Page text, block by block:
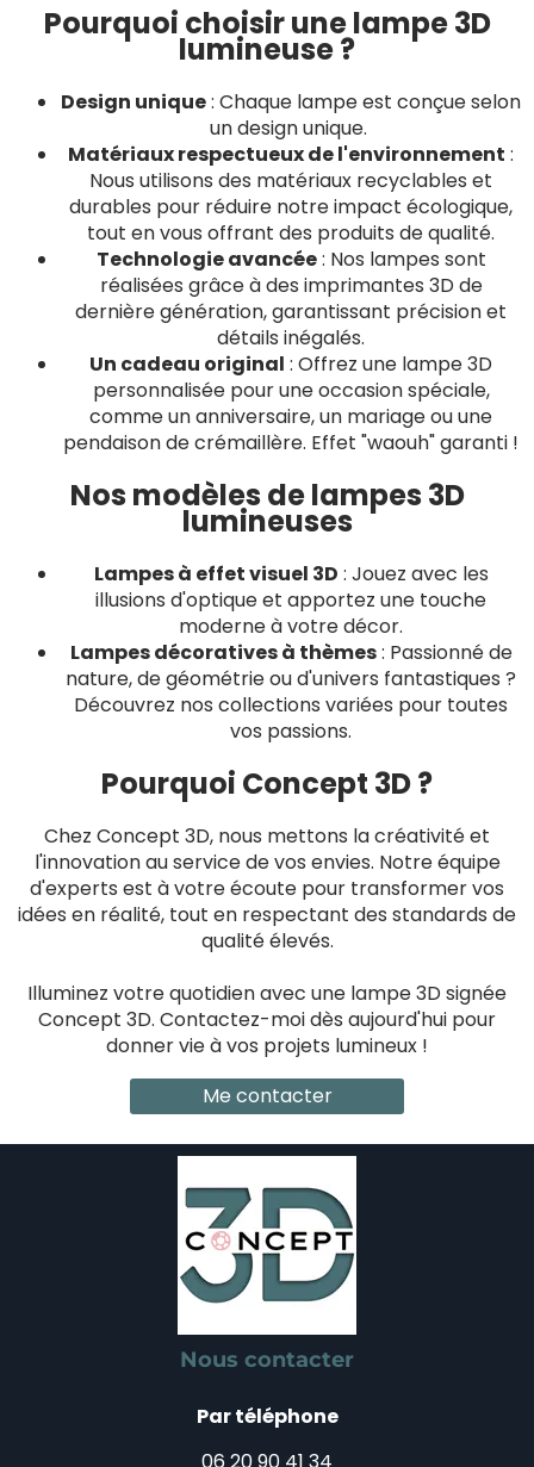
Pourquoi choisir une lampe 3D
lumineuse ?
Design unique: Chaque lampe est conçue selon
un design unique.
Matériaux respectueux de l'environnement :
Nous utilisons des matériaux recyclables et
durables pour réduire notre impact écologique,
tout en vous offrant des produits de qualité.
Technologie avancée: Nos lampes sont
réalisées grâce à des imprimantes 3D de
dernière génération, garantissant précision et
détails inégalés.
Un cadeau original : Offrez une lampe 3D
personnalisée pour une occasion spéciale,
comme un anniversaire, un mariage ou une
pendaison de crémaillère. Effet "waouh" garanti !
Nos modèles de lampes 3D
lumineuses
Lampes à effet visuel 3D : Jouez avec les
illusions d'optique et apportez une touche
moderne à votre décor.
Lampes décoratives à thèmes: Passionné de
nature, de géométrie ou d'univers fantastiques ?
Découvrez nos collections variées pour toutes
vos passions.
Pourquoi Concept 3D ?
Chez Concept 3D, nous mettons la créativité et
l'innovation au service de vos envies. Notre équipe
d'experts est à votre écoute pour transformer vos
idées en réalité, tout en respectant des standards de
qualité élevés.
Illuminez votre quotidien avec une lampe 3D signée
Concept 3D. Contactez-moi dès aujourd'hui pour
donner vie à vos projets lumineux !
Me contacter
Nous contacter
Par téléphone
06 20 90 41 34